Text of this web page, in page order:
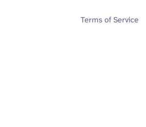
Opencast-Videos und Tobira nicht zur
Terms of Service